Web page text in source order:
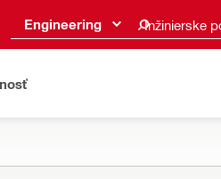
Engineering Inžinierske